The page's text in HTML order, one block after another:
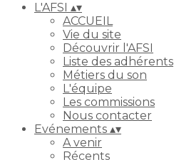
L'AFSI ▴▾
ACCUEIL
Vie du site
Découvrir l'AFSI
Liste des adhérents
Métiers du son
L'équipe
Les commissions
Nous contacter
Evénements ▴▾
A venir
Récents